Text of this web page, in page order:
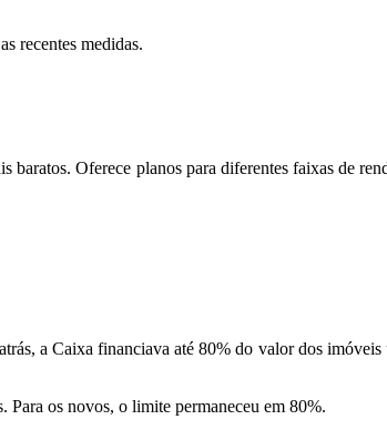
recentes medidas.
Oferece planos para diferentes faixas de
a Caixa financiava até 80% do valor dos
Para os novos, o limite permaneceu em 80%.